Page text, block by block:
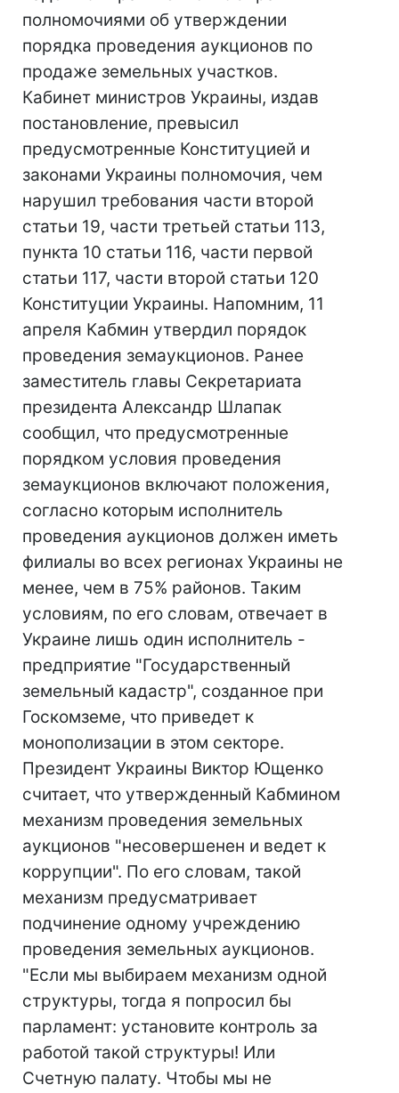
полномочиями об утверждении
порядка проведения аукционов по
продаже земельных участков.
Кабинет министров Украины, издав
постановление, превысил
предусмотренные Конституцией и
законами Украины полномочия, чем
нарушил требования части второй
статьи 19, части третьей статьи 113,
пункта 10 статьи 116, части первой
статьи 117, части второй статьи 120
Конституции Украины. Напомним, 11
апреля Кабмин утвердил порядок
проведения земаукционов. Ранее
заместитель главы Секретариата
президента Александр Шлапак
сообщил, что предусмотренные
порядком условия проведения
земаукционов включают положения,
согласно которым исполнитель
проведения аукционов должен иметь
филиалы во всех регионах Украины не
менее, чем в 75% районов. Таким
условиям, по его словам, отвечает в
Украине лишь один исполнитель -
предприятие "Государственный
земельный кадастр", созданное при
Госкомземе, что приведет к
монополизации в этом секторе.
Президент Украины Виктор Ющенко
считает, что утвержденный Кабмином
механизм проведения земельных
аукционов "несовершенен и ведет к
коррупции". По его словам, такой
механизм предусматривает
подчинение одному учреждению
проведения земельных аукционов.
"Если мы выбираем механизм одной
структуры, тогда я попросил бы
парламент: установите контроль за
работой такой структуры! Или
Счетную палату. Чтобы мы не